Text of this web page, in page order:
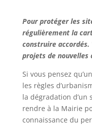
Pour protéger les
régulièrement la
construire accordés.
projets de nouvelles
Si vous pensez
les règles
la dégradation d’un
rendre à la Mairie
connaissance du